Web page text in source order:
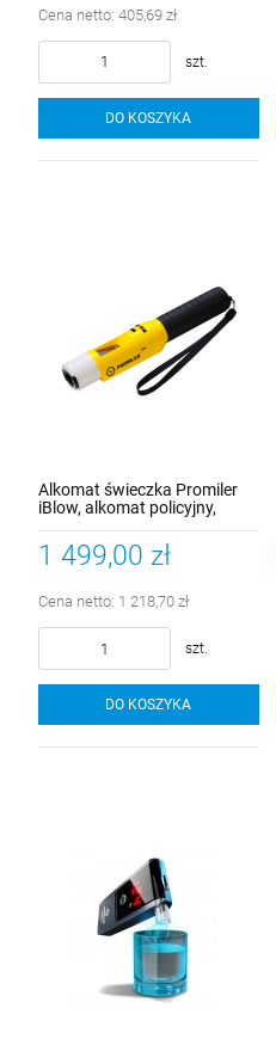
Cena netto: 405,69 zł
szt.
DO KOSZYKA
Alkomat świeczka Promiler
iBlow, alkomat policyjny,
bezustnikowy
1 499,00 zł
Cena netto: 1 218,70 zł
szt.
DO KOSZYKA